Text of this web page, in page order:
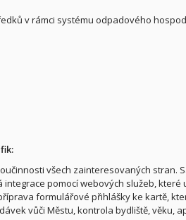
v rámci systému odpadového
všech zainteresovaných stran.
pomocí webových služeb, které
formulářové přihlášky ke kartě,
vůči Městu, kontrola bydliště, věku,